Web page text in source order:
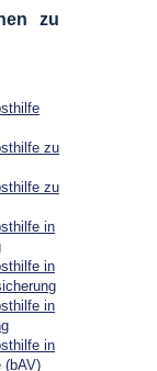
zu
zu
zu
in
in
in
in
(bAV)